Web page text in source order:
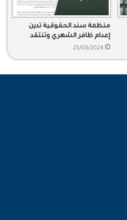
منظمة سند الحقوقية تدين
إعدام ظافر الشهري وتنتقد
القمع في السعودية
25/08/2024